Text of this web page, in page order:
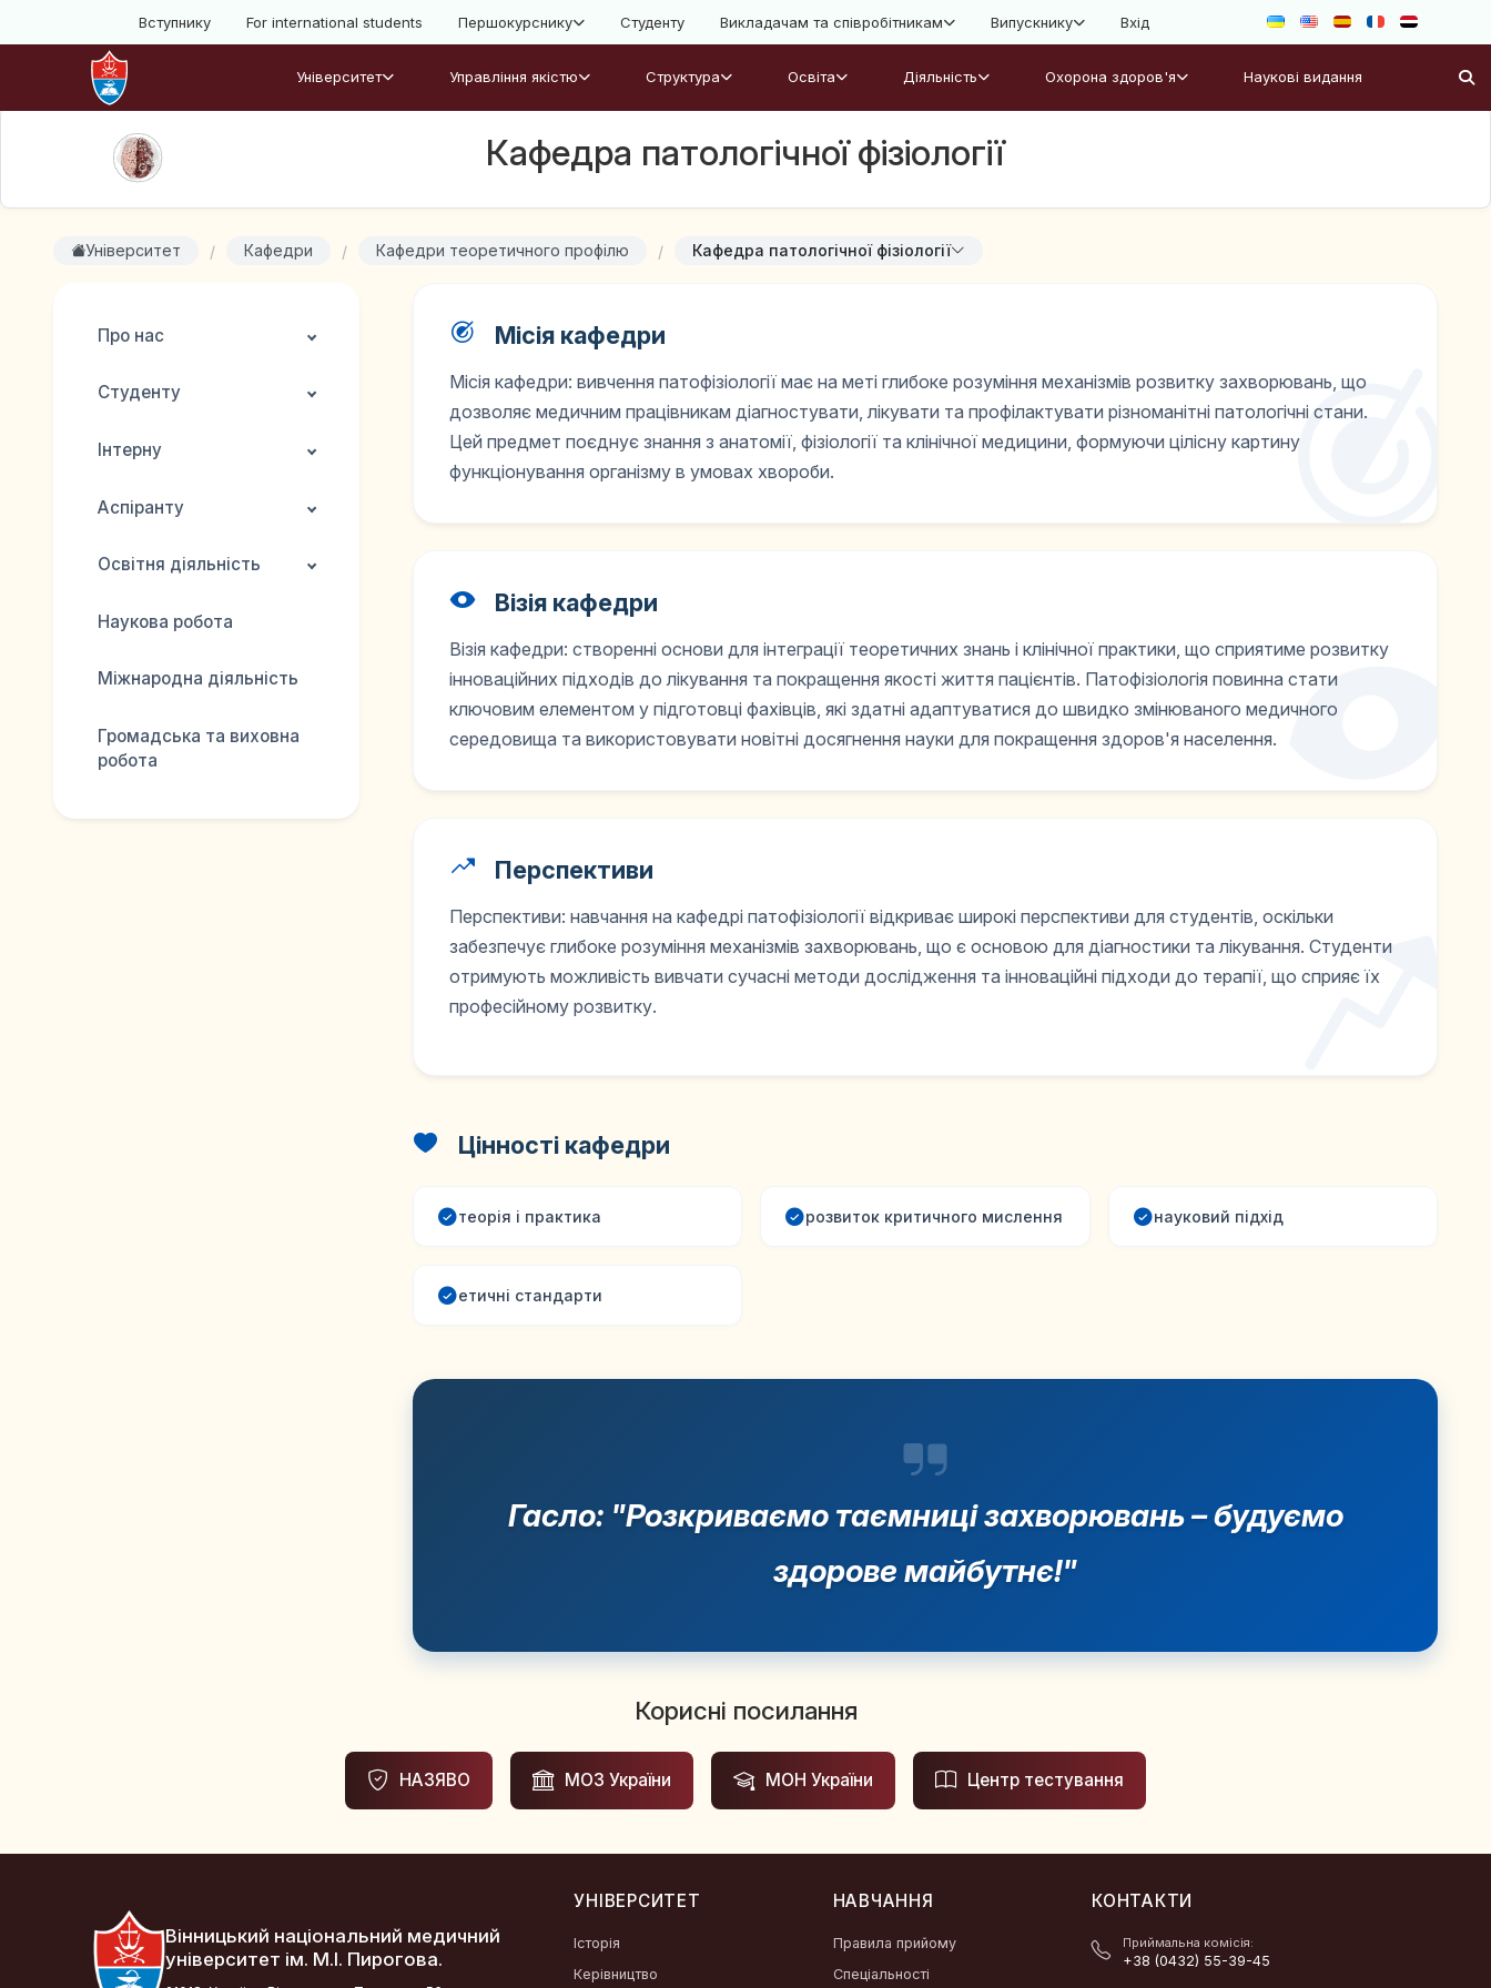
Вступнику For international students Першокурснику Студенту Викладачам та співробітникам Випускнику Вхід
Університет Управління якістю Структура Освіта Діяльність Охорона здоров'я Наукові видання
Кафедра патологічної фізіології
Університет Кафедри Кафедри теоретичного профілю Кафедра патологічної фізіології
Про нас
Студенту
Інтерну
Аспіранту
Освітня діяльність
Наукова робота
Міжнародна діяльність
Громадська та виховна
робота
Місія кафедри
Місія кафедри: вивчення патофізіології має на меті глибоке розуміння механізмів розвитку захворювань, що
дозволяє медичним працівникам діагностувати, лікувати та профілактувати різноманітні патологічні стани.
Цей предмет поєднує знання з анатомії, фізіології та клінічної медицини, формуючи цілісну картину
функціонування організму в умовах хвороби.
Візія кафедри
Візія кафедри: створенні основи для інтеграції теоретичних знань і клінічної практики, що сприятиме розвитку
інноваційних підходів до лікування та покращення якості життя пацієнтів. Патофізіологія повинна стати
ключовим елементом у підготовці фахівців, які здатні адаптуватися до швидко змінюваного медичного
середовища та використовувати новітні досягнення науки для покращення здоров'я населення.
Перспективи
Перспективи: навчання на кафедрі патофізіології відкриває широкі перспективи для студентів, оскільки
забезпечує глибоке розуміння механізмів захворювань, що є основою для діагностики та лікування. Студенти
отримують можливість вивчати сучасні методи дослідження та інноваційні підходи до терапії, що сприяє їх
професійному розвитку.
Цінності кафедри
теорія і практика розвиток критичного мислення науковий підхід
етичні стандарти
Гасло: "Розкриваємо таємниці захворювань – будуємо
здорове майбутнє!"
Корисні посилання
НАЗЯВО МОЗ України МОН України Центр тестування
Вінницький національний медичний
університет ім. М.І. Пирогова.
УНІВЕРСИТЕТ
Історія
Керівництво
НАВЧАННЯ
Правила прийому
Спеціальності
КОНТАКТИ
Приймальна комісія:
+38 (0432) 55-39-45